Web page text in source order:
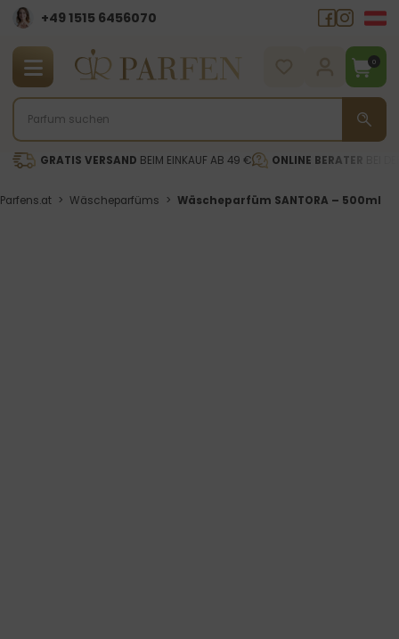
+49 1515 6456070
0
GRATIS VERSAND BEIM EINKAUF AB 49 € ONLINE BERATER
Parfens.at > Wäscheparfüms > Wäscheparfüm SANTORA – 500ml